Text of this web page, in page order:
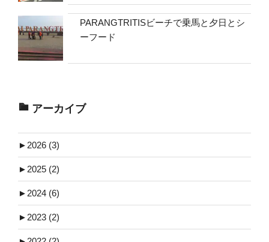
PARANGTRITISビーチで乗馬と夕日とシ
ーフード
アーカイブ
► 2026 (3)
► 2025 (2)
► 2024 (6)
► 2023 (2)